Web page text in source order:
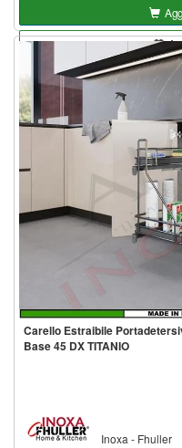
Carello Estraibile
Base 45 DX TITANIO
Inoxa - Fhuller